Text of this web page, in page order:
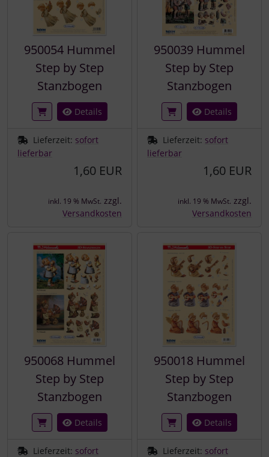
950054 Hummel
Step by Step
Stanzbogen
Details
Lieferzeit: sofort
lieferbar
1,60 EUR
inkl. 19 % MwSt. zzgl.
Versandkosten
950039 Hummel
Step by Step
Stanzbogen
Details
Lieferzeit: sofort
lieferbar
1,60 EUR
inkl. 19 % MwSt. zzgl.
Versandkosten
950068 Hummel
Step by Step
Stanzbogen
Details
Lieferzeit: sofort
950018 Hummel
Step by Step
Stanzbogen
Details
Lieferzeit: sofort